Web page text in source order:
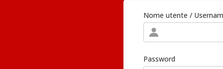
Nome utente /
Password